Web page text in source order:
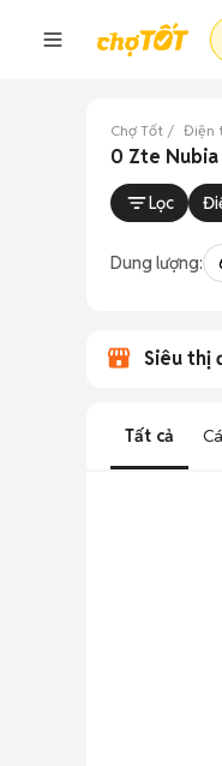
Chợ Tốt Điện
0 Zte Nubia
Lọc
Dung lượng:
Siêu thị
Tất cả